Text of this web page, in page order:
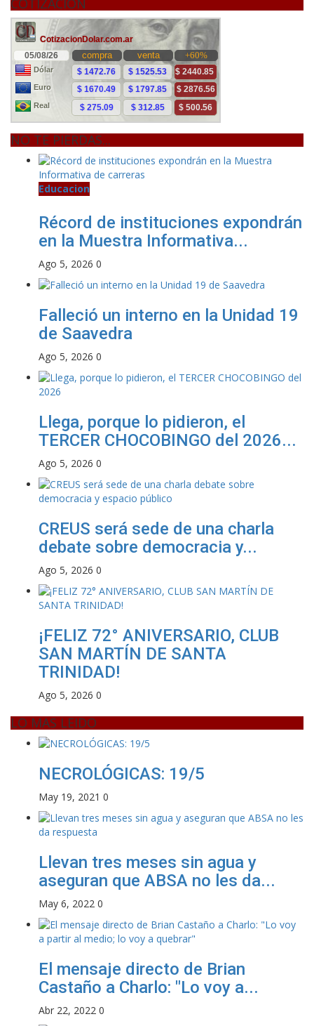
NO TE PIERDAS...
Educacion
Récord de instituciones expondrán
en la Muestra Informativa...
Ago 5, 2026 0
Falleció un interno en la Unidad 19
de Saavedra
Ago 5, 2026 0
Llega, porque lo pidieron, el
TERCER CHOCOBINGO del 2026...
Ago 5, 2026 0
CREUS será sede de una charla
debate sobre democracia y...
Ago 5, 2026 0
¡FELIZ 72° ANIVERSARIO, CLUB
SAN MARTÍN DE SANTA
TRINIDAD!
Ago 5, 2026 0
LO MAS LEIDO
NECROLÓGICAS: 19/5
May 19, 2021 0
Llevan tres meses sin agua y
aseguran que ABSA no les da...
May 6, 2022 0
El mensaje directo de Brian
Castaño a Charlo: "Lo voy a...
Abr 22, 2022 0